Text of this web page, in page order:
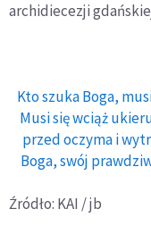
archidiecezji
Kto szuka Boga,
Musi się wciąż
przed oczyma i
Boga, swój
Źródło: KAI / jb